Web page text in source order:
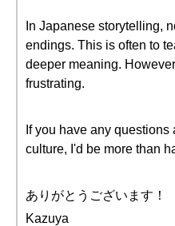
In Japanese storytelling,
endings. This is often to
deeper meaning.
frustrating.
If you have any
culture, I'd be more than
ありがとうございます！
Kazuya